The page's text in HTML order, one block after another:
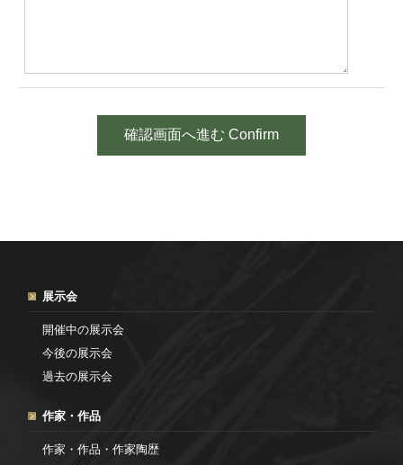
展示会
開催中の展示会
今後の展示会
過去の展示会
作家・作品
作家・作品・作家陶歴